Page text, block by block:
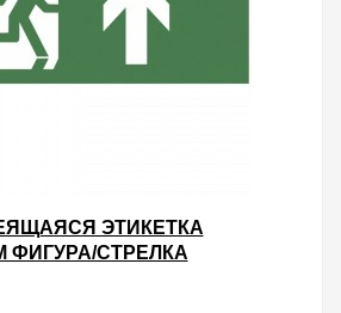
ЭТИКЕТКА
ФИГУРА/СТРЕЛКА